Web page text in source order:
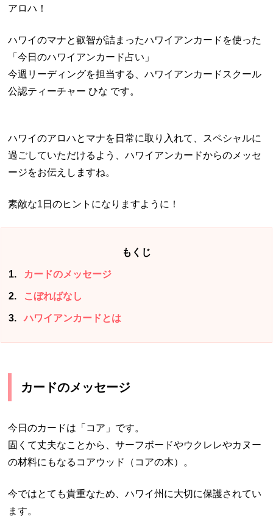
アロハ！
ハワイのマナと叡智が詰まったハワイアンカードを使った
「今日のハワイアンカード占い」
今週リーディングを担当する、ハワイアンカードスクール
公認ティーチャー ひな です。
ハワイのアロハとマナを日常に取り入れて、スペシャルに
過ごしていただけるよう、ハワイアンカードからのメッセ
ージをお伝えしますね。
素敵な1日のヒントになりますように！
もくじ
1 カードのメッセージ
2 こぼればなし
3 ハワイアンカードとは
カードのメッセージ
今日のカードは「コア」です。
固くて丈夫なことから、サーフボードやウクレレやカヌー
の材料にもなるコアウッド（コアの木）。
今ではとても貴重なため、ハワイ州に大切に保護されてい
ます。